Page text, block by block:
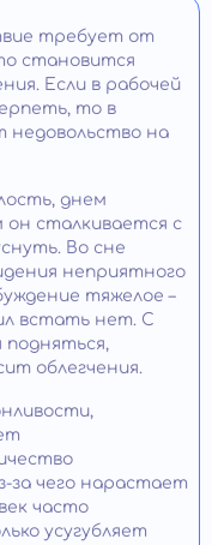
требует от
становится
Если в рабочей
то в
на
днем
он сталкивается с
Во сне
неприятного
тяжелое –
встать нет. С
подняться,
облегчения.
за чего нарастает
часто
усугубляет